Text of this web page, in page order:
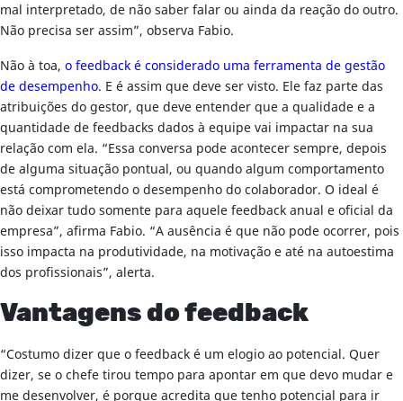
mal interpretado, de não saber falar ou ainda da reação do outro.
Não precisa ser assim”, observa Fabio.
Não à toa, o feedback é considerado uma ferramenta de gestão
de desempenho. E é assim que deve ser visto. Ele faz parte das
atribuições do gestor, que deve entender que a qualidade e a
quantidade de feedbacks dados à equipe vai impactar na sua
relação com ela. “Essa conversa pode acontecer sempre, depois
de alguma situação pontual, ou quando algum comportamento
está comprometendo o desempenho do colaborador. O ideal é
não deixar tudo somente para aquele feedback anual e oficial da
empresa”, afirma Fabio. “A ausência é que não pode ocorrer, pois
isso impacta na produtividade, na motivação e até na autoestima
dos profissionais”, alerta.
Vantagens do feedback
“Costumo dizer que o feedback é um elogio ao potencial. Quer
dizer, se o chefe tirou tempo para apontar em que devo mudar e
me desenvolver, é porque acredita que tenho potencial para ir